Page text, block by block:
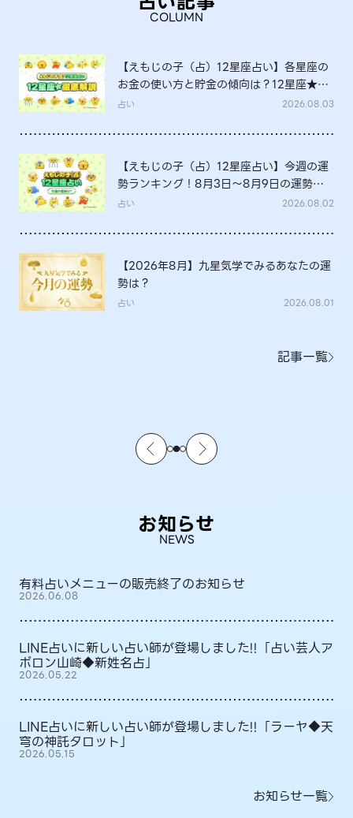
COLUMN
【えもじの子（占）12星座占い】各星座の
お金の使い方と貯金の傾向は？12星座★徹
底解説
占い 2026.08.03
【えもじの子（占）12星座占い】今週の運
勢ランキング！8月3日～8月9日の運勢
は？
占い 2026.08.02
【2026年8月】九星気学でみるあなたの運
勢は？
占い 2026.08.01
記事一覧
お知らせ
NEWS
有料占いメニューの販売終了のお知らせ
2026.06.08
LINE占いに新しい占い師が登場しました!!「占い芸人ア
ポロン山崎◆新姓名占」
2026.05.22
LINE占いに新しい占い師が登場しました!!「ラーヤ◆天
穹の神託タロット」
2026.05.15
お知らせ一覧